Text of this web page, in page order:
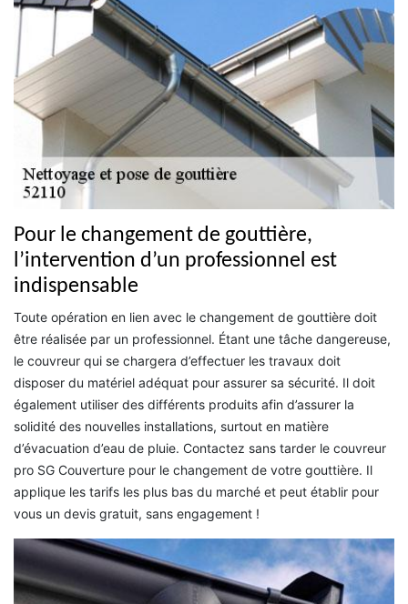
Pour le changement de gouttière,
l’intervention d’un professionnel est
indispensable
Toute opération en lien avec le changement de gouttière doit
être réalisée par un professionnel. Étant une tâche dangereuse,
le couvreur qui se chargera d’effectuer les travaux doit
disposer du matériel adéquat pour assurer sa sécurité. Il doit
également utiliser des différents produits afin d’assurer la
solidité des nouvelles installations, surtout en matière
d’évacuation d’eau de pluie. Contactez sans tarder le couvreur
pro SG Couverture pour le changement de votre gouttière. Il
applique les tarifs les plus bas du marché et peut établir pour
vous un devis gratuit, sans engagement !